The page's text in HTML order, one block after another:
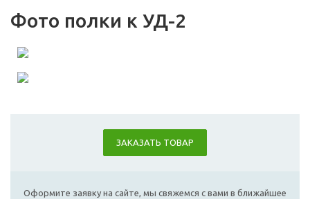
Фото полки к УД-2
ЗАКАЗАТЬ ТОВАР
Оформите заявку на сайте, мы свяжемся с вами в ближайшее